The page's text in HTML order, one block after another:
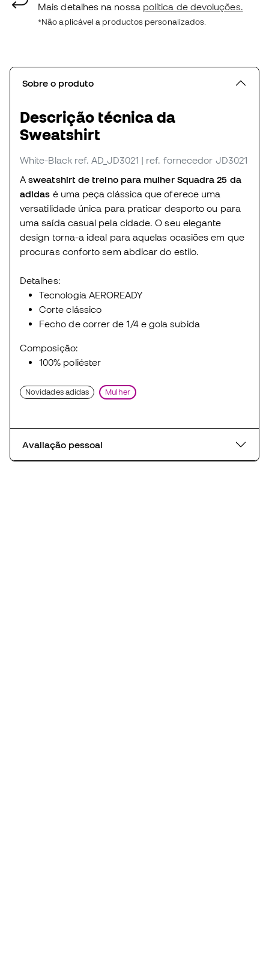
Mais detalhes na nossa política de devoluções.
*Não aplicável a productos personalizados.
Sobre o produto
Descrição técnica da
Sweatshirt
White-Black ref. AD_JD3021 | ref. fornecedor JD3021
Asweatshirt de treino para mulher Squadra 25 da
adidas é uma peça clássica que oferece uma
versatilidade única para praticar desporto ou para
uma saída casual pela cidade. O seu elegante
design torna-a ideal para aquelas ocasiões em que
procuras conforto sem abdicar do estilo.
Detalhes:
Tecnologia AEROREADY
Corte clássico
Fecho de correr de 1/4 e gola subida
Composição:
100% poliéster
Novidades adidas Mulher
Avaliação pessoal